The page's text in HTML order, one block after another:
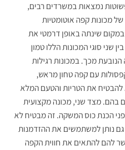
נמצאות במשרדים רבים,
מכונות קפה אוטומטיות
במקום שינתה באופן דרמטי את
שני סוגי המכונות הללו טמון
מכך. במכונות רגילות
עם קפה טחון מראש,
להבטיח את הטריות והטעם המלא
בהם. מצד שני, מכונה מקצועית
הכנת כוס המשקה. זה מבטיח לא
גם נותן למשתמשים את ההזדמנות
להם להתאים את חווית הקפה